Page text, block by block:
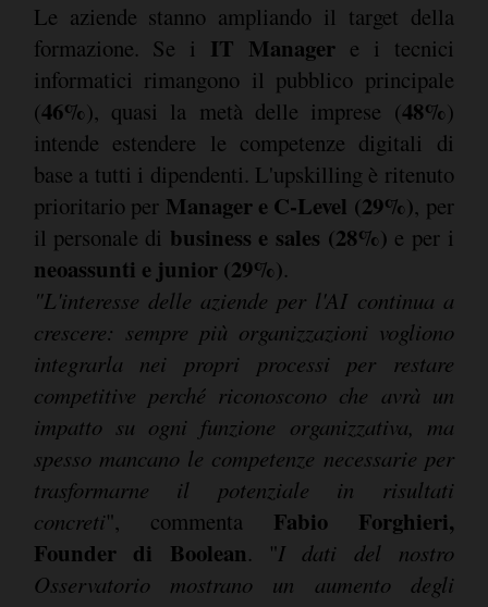
Le aziende stanno ampliando il target della
formazione. Se i IT Managere i tecnici
informatici rimangono il pubblico principale
(46%), quasi la metà delle imprese (48%)
intende estendere le competenze digitali di
base a tutti i dipendenti. L'upskilling è ritenuto
prioritario per Manager e C-Level (29%), per
il personale di business e sales (28%) e per i
neoassunti e junior (29%).
"L'interesse delle aziende per l'AI continua a
crescere: sempre più organizzazioni vogliono
integrarla nei propri processi per restare
competitive perché riconoscono che avrà un
impatto su ogni funzione organizzativa, ma
spesso mancano le competenze necessarie per
trasformarne il potenziale in risultati
concreti", commenta Fabio Forghieri,
Founder di Boolean. "I dati del nostro
Osservatorio mostrano un aumento degli